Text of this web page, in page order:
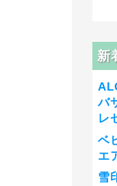
新
バ
レ
ベ
エ
雪